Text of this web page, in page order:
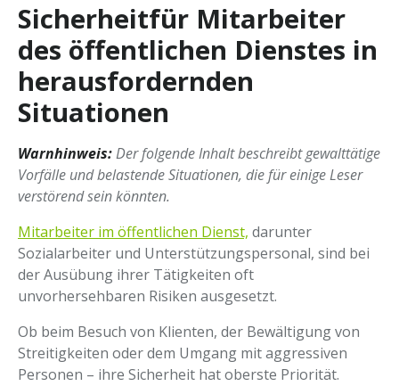
Sicherheitfür Mitarbeiter
des öffentlichen Dienstes in
herausfordernden
Situationen
Warnhinweis:Der folgende Inhalt beschreibt gewalttätige
Vorfälle und belastende Situationen, die für einige Leser
verstörend sein könnten.
Mitarbeiter im öffentlichen Dienst, darunter
Sozialarbeiter und Unterstützungspersonal, sind bei
der Ausübung ihrer Tätigkeiten oft
unvorhersehbaren Risiken ausgesetzt.
Ob beim Besuch von Klienten, der Bewältigung von
Streitigkeiten oder dem Umgang mit aggressiven
Personen – ihre Sicherheit hat oberste Priorität.